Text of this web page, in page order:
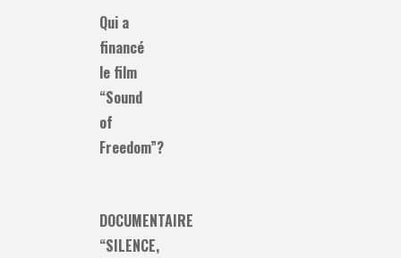
Qui a
financé
le film
“Sound
of
Freedom”?
DOCUMENTAIRE
“SILENCE,